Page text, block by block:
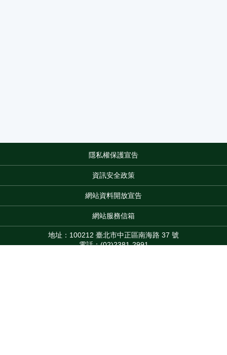
隱私權保護宣告
資訊安全政策
網站資料開放宣告
網站服務信箱
地址：100212 臺北市中正區南海路 37 號
電話：(02)2381-2991